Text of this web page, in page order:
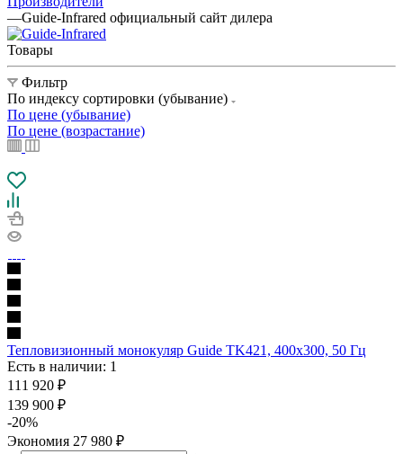
—Guide-Infrared официальный сайт дилера
Товары
Фильтр
По индексу сортировки (убывание)
По цене (убывание)
По цене (возрастание)
Тепловизионный монокуляр Guide TK421, 400х300, 50 Гц
Есть в наличии: 1
111 920 ₽
139 900 ₽
-20%
Экономия 27 980 ₽